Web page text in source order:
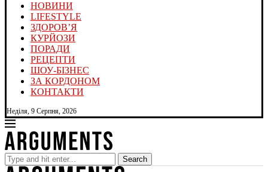
НОВИНИ
LIFESTYLE
ЗДОРОВ’Я
КУРЙОЗИ
ПОРАДИ
РЕЦЕПТИ
ШОУ-БІЗНЕС
ЗА КОРДОНОМ
КОНТАКТИ
Неділя, 9 Серпня, 2026
Search